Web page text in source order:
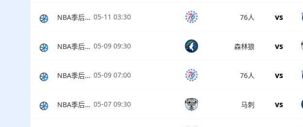
NBA季后赛东部半决赛G4 05-11 03:30 76人 vs
NBA季后赛西部半决赛G3 05-09 09:30 森林狼 vs
NBA季后赛东部半决赛G3 05-09 07:00 76人 vs
NBA季后赛西部半决赛G2 05-07 09:30 马刺 vs